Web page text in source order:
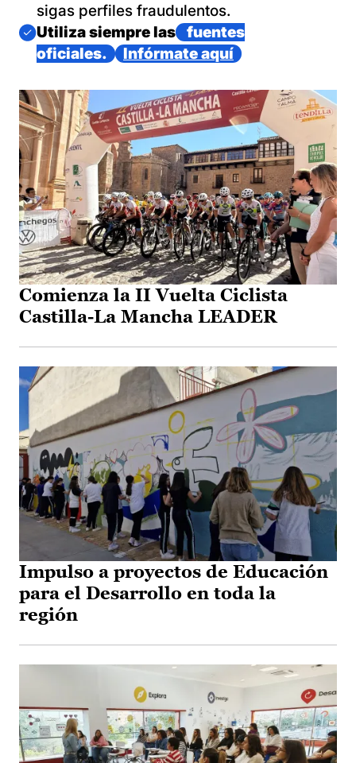
sigas perfiles fraudulentos.
Imagen
Utiliza siempre las
fuentes
oficiales.
Infórmate aquí
Comienza la II Vuelta Ciclista
Castilla-La Mancha LEADER
Impulso a proyectos de Educación
para el Desarrollo en toda la
región